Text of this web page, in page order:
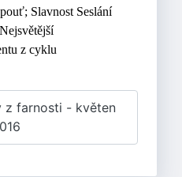
Slavnost Seslání
z cyklu
z farnosti - květen